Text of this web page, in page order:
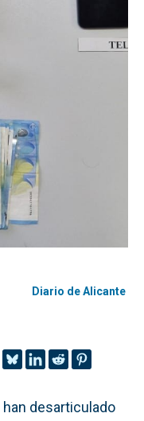
Diario de Alicante
han desarticulado